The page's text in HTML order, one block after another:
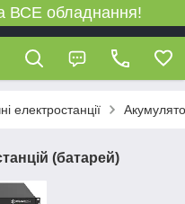
ВСЕ обладнання!
електростанції
(батарей)